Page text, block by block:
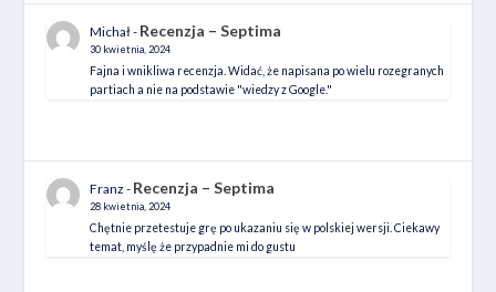
Michał- Recenzja – Septima
30 kwietnia, 2024
Fajna i wnikliwa recenzja. Widać, że napisana po wielu rozegranych
partiach a nie na podstawie "wiedzy z Google."
Franz - Recenzja – Septima
28 kwietnia, 2024
Chętnie przetestuje grę po ukazaniu się w polskiej wersji. Ciekawy
temat, myślę że przypadnie mi do gustu